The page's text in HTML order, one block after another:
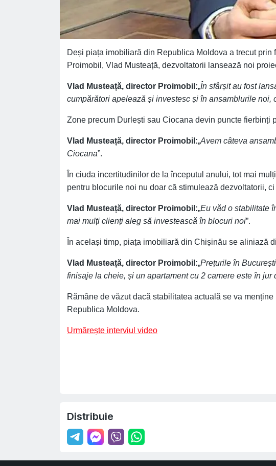
Deși piața imobiliară din Republica Moldova a trecut
Proimobil, Vlad Musteață, dezvoltatorii lansează noi
Vlad Musteață, director Proimobil:„În sfârșit au fost
cumpărători apelează și investesc și în ansamblurile noi,
Zone precum Durlești sau Ciocana devin puncte fierbinți
Vlad Musteață, director Proimobil:„Avem câteva
Ciocana”.
În ciuda incertitudinilor de la începutul anului, tot mai
pentru blocurile noi nu doar că stimulează dezvoltatorii,
Vlad Musteață, director Proimobil:„Eu văd o stabilitate
mai mulți clienți aleg să investească în blocuri noi”.
În același timp, piața imobiliară din Chișinău se aliniază
Vlad Musteață, director Proimobil:„Prețurile în
finisaje la cheie, și un apartament cu 2 camere este în
Rămâne de văzut dacă stabilitatea actuală se va
Republica Moldova.
Urmărește interviul video
Distribuie